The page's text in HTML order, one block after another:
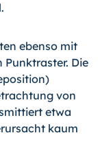
ebenso mit
Die
von
etwa
kaum